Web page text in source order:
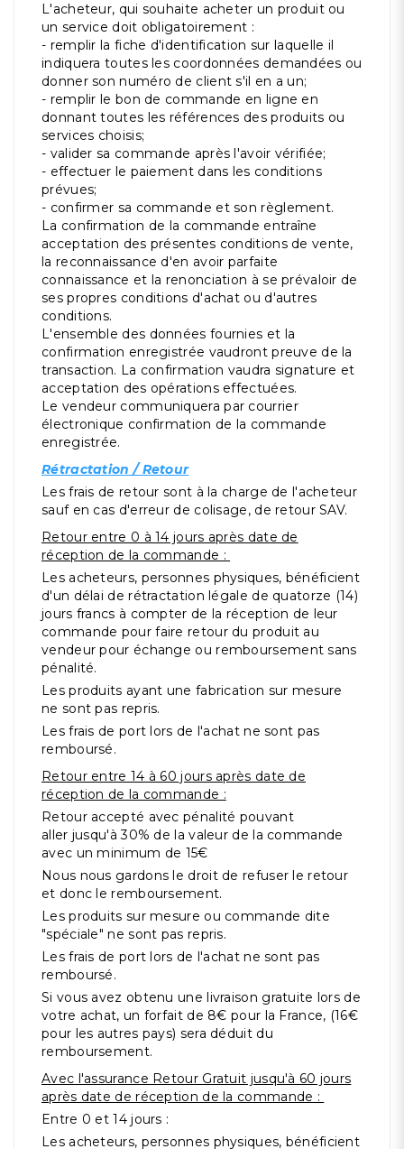
L'acheteur, qui souhaite acheter un produit ou
un service doit obligatoirement :
- remplir la fiche d'identification sur laquelle il
indiquera toutes les coordonnées demandées ou
donner son numéro de client s'il en a un;
- remplir le bon de commande en ligne en
donnant toutes les références des produits ou
services choisis;
- valider sa commande après l'avoir vérifiée;
- effectuer le paiement dans les conditions
prévues;
- confirmer sa commande et son règlement.
La confirmation de la commande entraîne
acceptation des présentes conditions de vente,
la reconnaissance d'en avoir parfaite
connaissance et la renonciation à se prévaloir de
ses propres conditions d'achat ou d'autres
conditions.
L'ensemble des données fournies et la
confirmation enregistrée vaudront preuve de la
transaction. La confirmation vaudra signature et
acceptation des opérations effectuées.
Le vendeur communiquera par courrier
électronique confirmation de la commande
enregistrée.
Rétractation / Retour
Les frais de retour sont à la charge de l'acheteur
sauf en cas d'erreur de colisage, de retour SAV.
Retour entre 0 à 14 jours après date de
réception de la commande :
Les acheteurs, personnes physiques, bénéficient
d'un délai de rétractation légale de quatorze (14)
jours francs à compter de la réception de leur
commande pour faire retour du produit au
vendeur pour échange ou remboursement sans
pénalité.
Les produits ayant une fabrication sur mesure
ne sont pas repris.
Les frais de port lors de l'achat ne sont pas
remboursé.
Retour entre 14 à 60 jours après date de
réception de la commande :
Retour accepté avec pénalité pouvant
aller jusqu'à 30% de la valeur de la commande
avec un minimum de 15€
Nous nous gardons le droit de refuser le retour
et donc le remboursement.
Les produits sur mesure ou commande dite
"spéciale" ne sont pas repris.
Les frais de port lors de l'achat ne sont pas
remboursé.
Si vous avez obtenu une livraison gratuite lors de
votre achat, un forfait de 8€ pour la France, (16€
pour les autres pays) sera déduit du
remboursement.
Avec l'assurance Retour Gratuit jusqu'à 60 jours
après date de réception de la commande :
Entre 0 et 14 jours :
Les acheteurs, personnes physiques, bénéficient